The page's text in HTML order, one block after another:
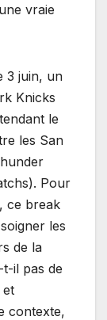
vraie
3 juin, un
Knicks
le
les San
Pour
ce break
les
de la
il pas de
et
contexte,